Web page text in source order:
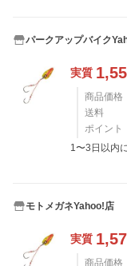
パークアップバイク
実質
商品価格
送料
ポイント
1〜3日以内
モトメガネYahoo!店
実質
商品価格